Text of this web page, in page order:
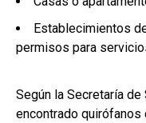
Establecimientos
permisos para
Según la Secretaría
encontrado